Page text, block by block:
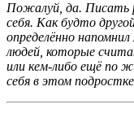
Пожалуй, да. Писать
себя. Как будто
определённо
людей, которые
или кем-либо ещё по
себя в этом